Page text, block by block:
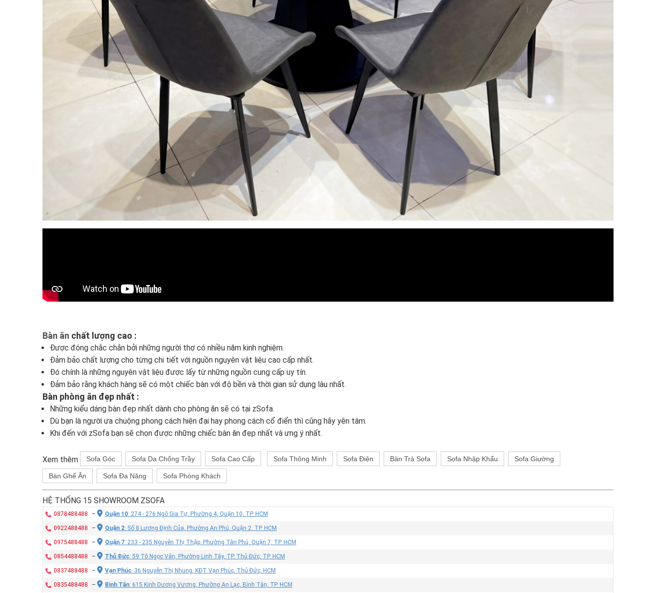
Bàn ăn chất lượng cao :
Được đóng chắc chắn bởi những người thợ có nhiều năm kinh nghiệm.
Đảm bảo chất lượng cho từng chi tiết với nguồn nguyên vật liệu cao cấp nhất.
Đó chính là những nguyên vật liệu được lấy từ những nguồn cung cấp uy tín.
Đảm bảo rằng khách hàng sẽ có một chiếc bàn với độ bền và thời gian sử dụng lâu nhất.
Bàn phòng ăn đẹp nhất :
Những kiểu dáng bàn đẹp nhất dành cho phòng ăn sẽ có tại zSofa.
Dù bạn là người ưa chuộng phong cách hiện đại hay phong cách cổ điển thì cũng hãy yên tâm.
Khi đến với zSofa bạn sẽ chọn được những chiếc bàn ăn đẹp nhất và ưng ý nhất.
Xem thêm Sofa Góc Sofa Da Chống Trầy Sofa Cao Cấp Sofa Thông Minh Sofa Điện Bàn Trà Sofa Sofa Nhập Khẩu Sofa Giường
Bàn Ghế Ăn Sofa Đa Năng Sofa Phòng Khách
HỆ THỐNG 15 SHOWROOM ZSOFA
0878488488 – Quận 10: 274 - 276 Ngô Gia Tự, Phường 4, Quận 10, TP. HCM
0922488488 – Quận 2: Số 8 Lương Định Của, Phường An Phú, Quận 2, TP. HCM
0975488488 – Quận 7: 233 - 235 Nguyễn Thị Thập, Phường Tân Phú, Quận 7, TP. HCM
0854488488 – Thủ Đức: 59 Tô Ngọc Vân, Phường Linh Tây, TP. Thủ Đức, TP. HCM
0837488488 – Vạn Phúc: 36 Nguyễn Thị Nhung, KĐT Vạn Phúc, Thủ Đức, HCM
0835488488 – Bình Tân: 615 Kinh Dương Vương, Phường An Lạc, Bình Tân, TP. HCM